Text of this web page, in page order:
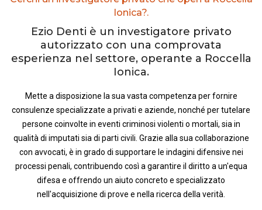
Ionica?.
Ezio Denti è un investigatore privato
autorizzato con una comprovata
esperienza nel settore, operante a Roccella
Ionica.
Mette a disposizione la sua vasta competenza per fornire
consulenze specializzate a privati e aziende, nonché per tutelare
persone coinvolte in eventi criminosi violenti o mortali, sia in
qualità di imputati sia di parti civili. Grazie alla sua collaborazione
con avvocati, è in grado di supportare le indagini difensive nei
processi penali, contribuendo così a garantire il diritto a un'equa
difesa e offrendo un aiuto concreto e specializzato
nell'acquisizione di prove e nella ricerca della verità.